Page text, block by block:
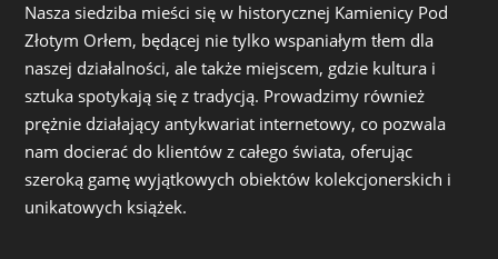
Nasza siedziba mieści się w historycznej Kamienicy Pod
Złotym Orłem, będącej nie tylko wspaniałym tłem dla
naszej działalności, ale także miejscem, gdzie kultura i
sztuka spotykają się z tradycją. Prowadzimy również
prężnie działający antykwariat internetowy, co pozwala
nam docierać do klientów z całego świata, oferując
szeroką gamę wyjątkowych obiektów kolekcjonerskich i
unikatowych książek.